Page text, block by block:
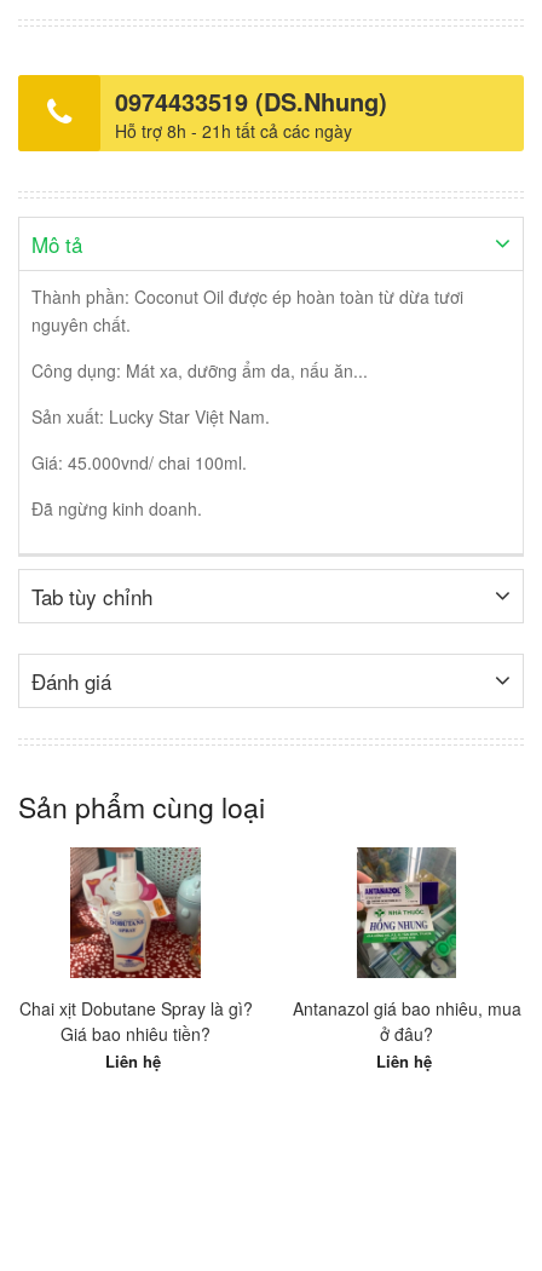
0974433519 (DS.Nhung)
Hỗ trợ 8h - 21h tất cả các ngày
Mô tả
Thành phần: Coconut Oil được ép hoàn toàn từ dừa tươi
nguyên chất.
Công dụng: Mát xa, dưỡng ẩm da, nấu ăn...
Sản xuất: Lucky Star Việt Nam.
Giá: 45.000vnd/ chai 100ml.
Đã ngừng kinh doanh.
Tab tùy chỉnh
Đánh giá
Sản phẩm cùng loại
Chai xịt Dobutane Spray là gì?
Giá bao nhiêu tiền?
Liên hệ
Antanazol giá bao nhiêu, mua
ở đâu?
Liên hệ